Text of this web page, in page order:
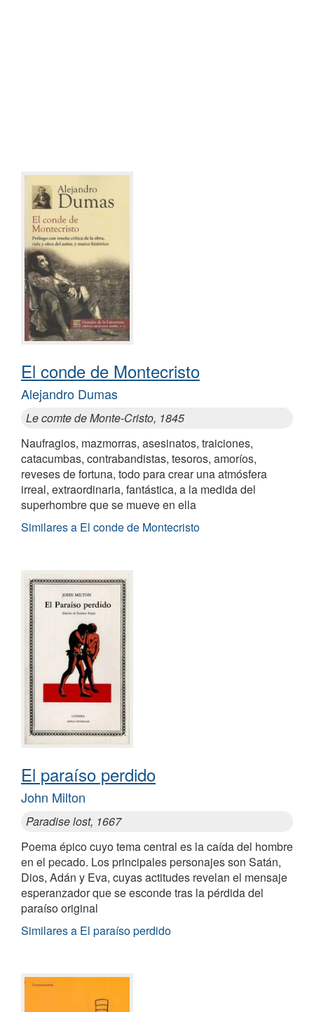
El conde de Montecristo
Alejandro Dumas
Le comte de Monte-Cristo, 1845
Naufragios, mazmorras, asesinatos, traiciones,
catacumbas, contrabandistas, tesoros, amoríos,
reveses de fortuna, todo para crear una atmósfera
irreal, extraordinaria, fantástica, a la medida del
superhombre que se mueve en ella
Similares a El conde de Montecristo
El paraíso perdido
John Milton
Paradise lost, 1667
Poema épico cuyo tema central es la caída del hombre
en el pecado. Los principales personajes son Satán,
Dios, Adán y Eva, cuyas actitudes revelan el mensaje
esperanzador que se esconde tras la pérdida del
paraíso original
Similares a El paraíso perdido